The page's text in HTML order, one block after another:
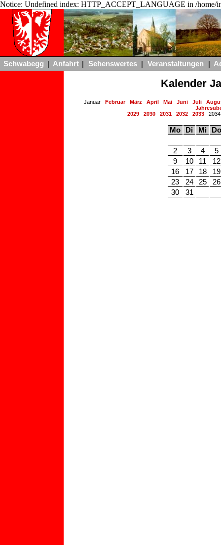
Notice: Undefined index: HTTP_ACCEPT_LANGUAGE in /home/
Schwabegg Anfahrt Sehenswertes Veranstaltungen
Kalender
Januar Februar März April Mai Juni Juli
2029
2030 2031 2032 2033
Mo Di Mi Do
2 3 4
5
9
10 11
12
16
17 18
19
23
24 25
26
30
31